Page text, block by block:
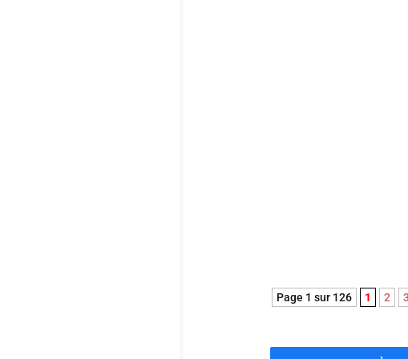
Page 1 sur 126 1 2 3